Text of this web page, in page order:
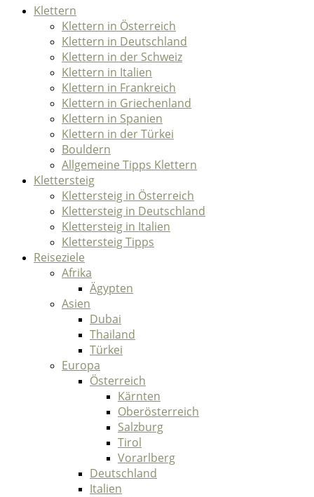
Klettern
Klettern in Österreich
Klettern in Deutschland
Klettern in der Schweiz
Klettern in Italien
Klettern in Frankreich
Klettern in Griechenland
Klettern in Spanien
Klettern in der Türkei
Bouldern
Allgemeine Tipps Klettern
Klettersteig
Klettersteig in Österreich
Klettersteig in Deutschland
Klettersteig in Italien
Klettersteig Tipps
Reiseziele
Afrika
Ägypten
Asien
Dubai
Thailand
Türkei
Europa
Österreich
Kärnten
Oberösterreich
Salzburg
Tirol
Vorarlberg
Deutschland
Italien